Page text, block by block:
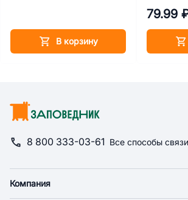
В корзину
79.99
8 800 333-03-61 Все способы связи
Компания